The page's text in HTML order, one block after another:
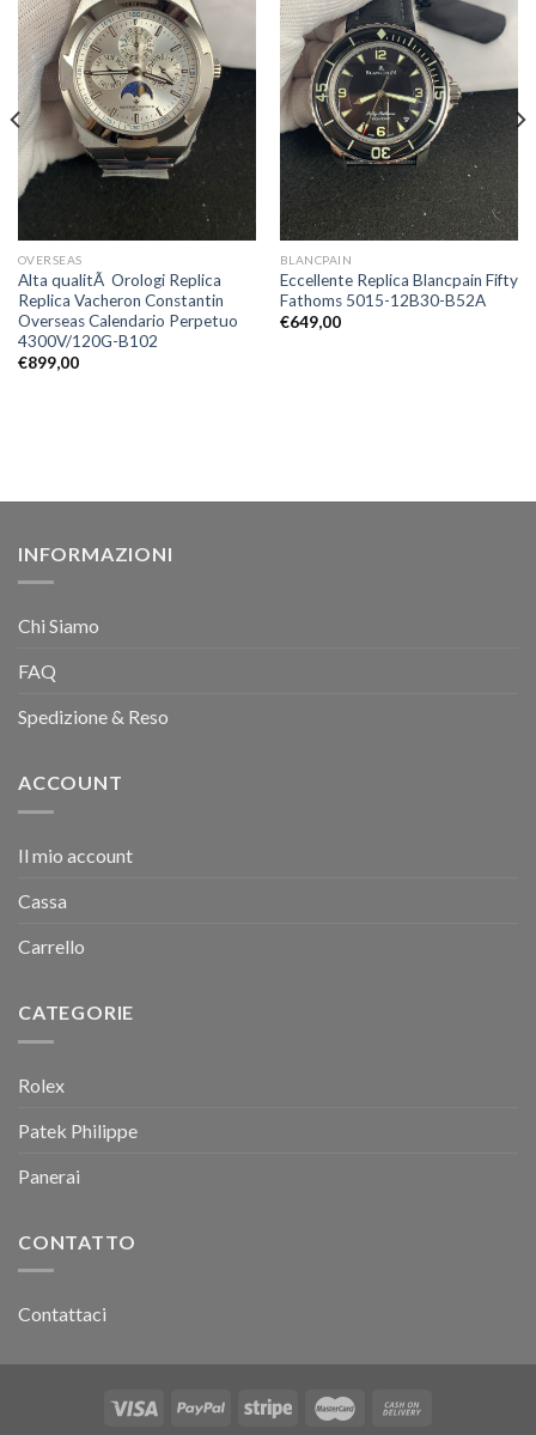
OVERSEAS
Alta qualitÃ Orologi Replica
Replica Vacheron Constantin
Overseas Calendario Perpetuo
4300V/120G-B102
€899,00
BLANCPAIN
Eccellente Replica Blancpain Fifty
Fathoms 5015-12B30-B52A
€649,00
INFORMAZIONI
Chi Siamo
FAQ
Spedizione & Reso
ACCOUNT
Il mio account
Cassa
Carrello
CATEGORIE
Rolex
Patek Philippe
Panerai
CONTATTO
Contattaci